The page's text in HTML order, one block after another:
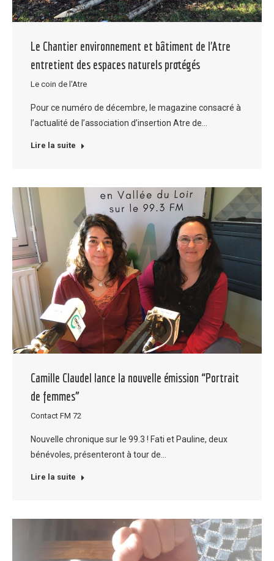
Le Chantier environnement et bâtiment de l’Atre
entretient des espaces naturels protégés
Le coin de l'Atre
Pour ce numéro de décembre, le magazine consacré à
l’actualité de l’association d’insertion Atre de…
Lire la suite
Camille Claudel lance la nouvelle émission “Portrait
de femmes”
Contact FM 72
Nouvelle chronique sur le 99.3 ! Fati et Pauline, deux
bénévoles, présenteront à tour de…
Lire la suite